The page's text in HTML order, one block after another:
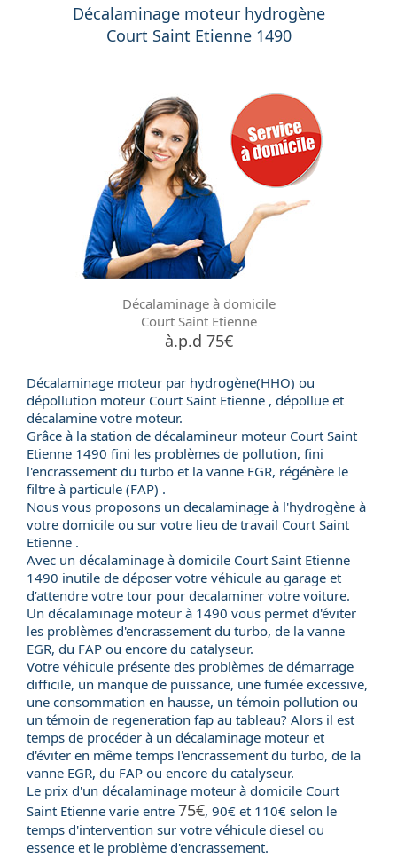
Décalaminage moteur hydrogène
Court Saint Etienne 1490
Décalaminage à domicile
Court Saint Etienne
à.p.d 75€
Décalaminage moteur par hydrogène(HHO) ou
dépollution moteur Court Saint Etienne , dépollue et
décalamine votre moteur.
Grâce à la station de décalamineur moteur Court Saint
Etienne 1490 fini les problèmes de pollution, fini
l'encrassement du turbo et la vanne EGR, régénère le
filtre à particule (FAP) .
Nous vous proposons un decalaminage à l'hydrogène à
votre domicile ou sur votre lieu de travail Court Saint
Etienne .
Avec un décalaminage à domicile Court Saint Etienne
1490 inutile de déposer votre véhicule au garage et
d’attendre votre tour pour decalaminer votre voiture.
Un décalaminage moteur à 1490 vous permet d'éviter
les problèmes d'encrassement du turbo, de la vanne
EGR, du FAP ou encore du catalyseur.
Votre véhicule présente des problèmes de démarrage
difficile, un manque de puissance, une fumée excessive,
une consommation en hausse, un témoin pollution ou
un témoin de regeneration fap au tableau? Alors il est
temps de procéder à un décalaminage moteur et
d'éviter en même temps l'encrassement du turbo, de la
vanne EGR, du FAP ou encore du catalyseur.
Le prix d'un décalaminage moteur à domicile Court
Saint Etienne varie entre 75€, 90€ et 110€ selon le
temps d'intervention sur votre véhicule diesel ou
essence et le problème d'encrassement.